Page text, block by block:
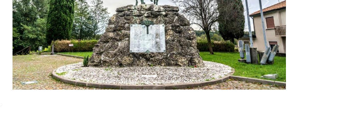
Previous Next